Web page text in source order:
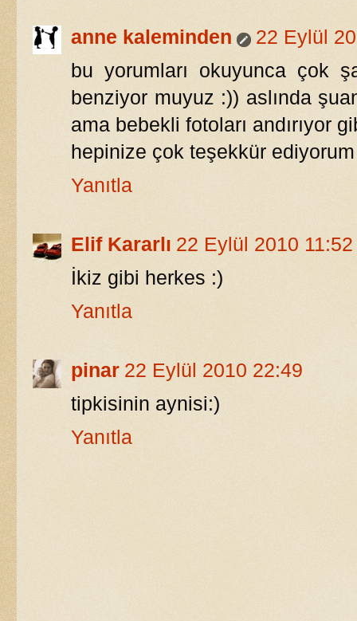
anne kaleminden
22 Eylül
bu yorumları okuyunca çok
benziyor muyuz :)) aslında
ama bebekli fotoları andırıyor
hepinize çok teşekkür
Yanıtla
Elif Kararlı 22 Eylül 2010 11:52
İkiz gibi herkes :)
Yanıtla
pinar 22 Eylül 2010 22:49
tipkisinin aynisi:)
Yanıtla